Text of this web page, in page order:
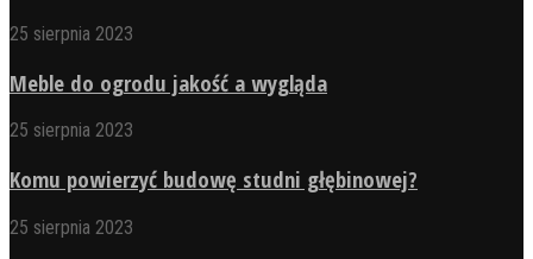
25 sierpnia 2023
Meble do ogrodu jakość a wygląda
25 sierpnia 2023
Komu powierzyć budowę studni głębinowej?
25 sierpnia 2023